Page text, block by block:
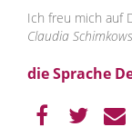
Ich freu mich auf
Claudia
die Sprache